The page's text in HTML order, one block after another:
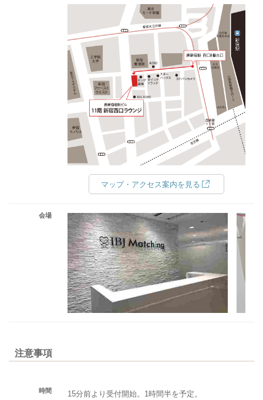
マップ・アクセス案内を見る
会場
注意事項
時間
15分前より受付開始。1時間半を予定。